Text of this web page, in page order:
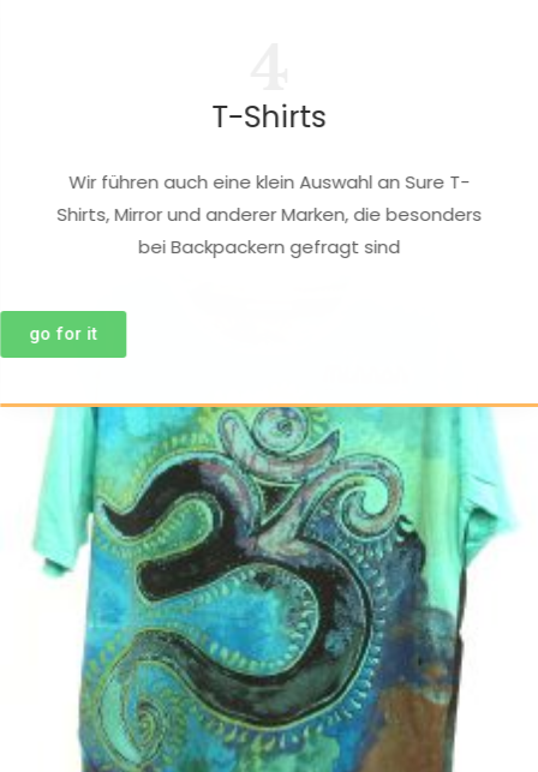
T-Shirts
Wir führen auch eine klein Auswahl an Sure T-
Shirts, Mirror und anderer Marken, die besonders
bei Backpackern gefragt sind
go for it